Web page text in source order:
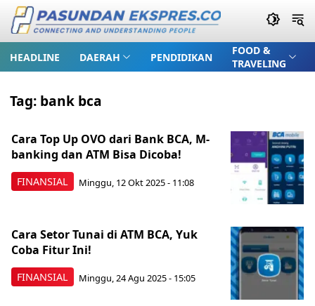
HEADLINE DAERAH PENDIDIKAN
FOOD &
TRAVELING
Tag: bank bca
FINANSIAL
Cara Top Up OVO dari Bank BCA, M-
banking dan ATM Bisa Dicoba!
Minggu, 12 Okt 2025 - 11:08
FINANSIAL
Cara Setor Tunai di ATM BCA, Yuk
Coba Fitur Ini!
Minggu, 24 Agu 2025 - 15:05